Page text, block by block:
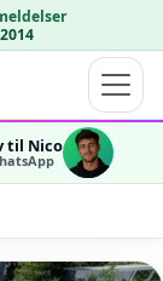
til Nico